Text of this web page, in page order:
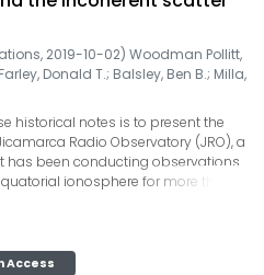
el 21 de octubre de 2019,
generada por el IGP
de datos geofísicos, geodésicos,
adquiridos en tiempo real y manera
, 2019-10-02) Woodman Pollitt,
Farley, Donald T.; Balsley, Ben B.; Milla,
historical notes is to present the
Radio Observatory (JRO), a
has been conducting observations
ionosphere for more than
of the observatory and
the directorships under Kenneth
Access